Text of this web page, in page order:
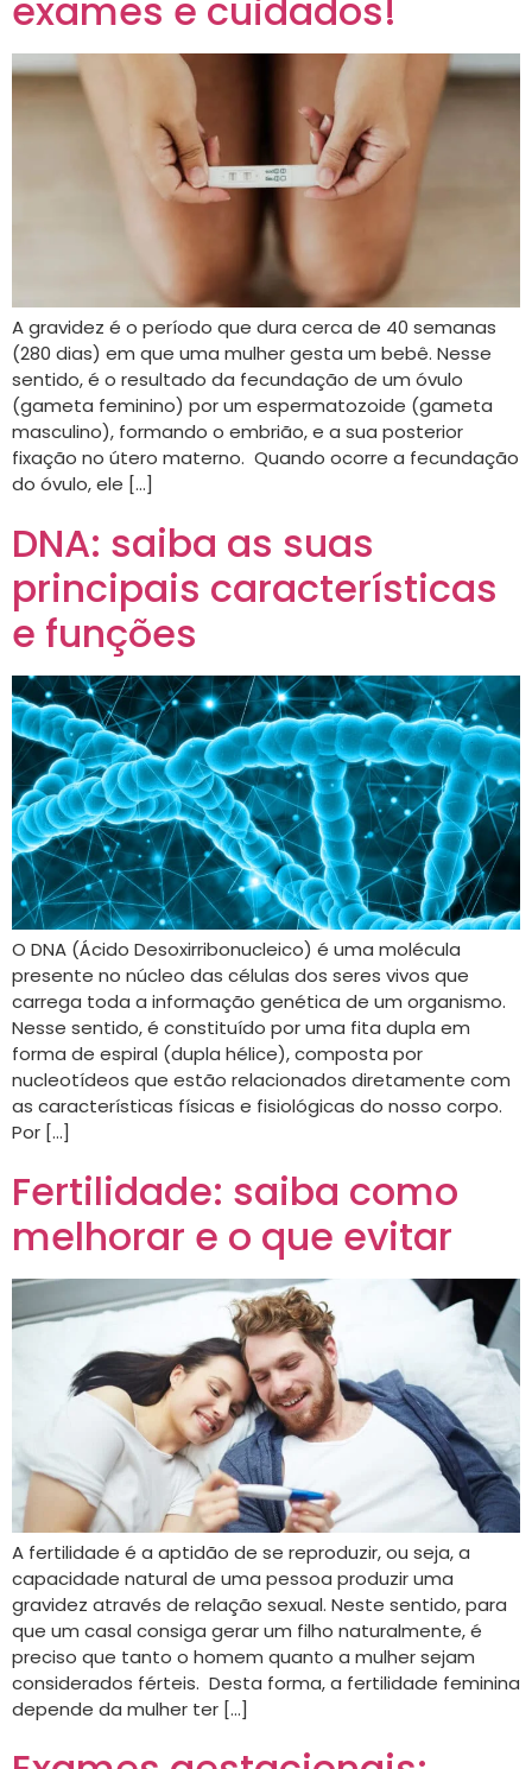
exames e cuidados!
A gravidez é o período que dura cerca de 40 semanas
(280 dias) em que uma mulher gesta um bebê. Nesse
sentido, é o resultado da fecundação de um óvulo
(gameta feminino) por um espermatozoide (gameta
masculino), formando o embrião, e a sua posterior
fixação no útero materno. Quando ocorre a fecundação
do óvulo, ele […]
DNA: saiba as suas
principais características
e funções
O DNA (Ácido Desoxirribonucleico) é uma molécula
presente no núcleo das células dos seres vivos que
carrega toda a informação genética de um organismo.
Nesse sentido, é constituído por uma fita dupla em
forma de espiral (dupla hélice), composta por
nucleotídeos que estão relacionados diretamente com
as características físicas e fisiológicas do nosso corpo.
Por […]
Fertilidade: saiba como
melhorar e o que evitar
A fertilidade é a aptidão de se reproduzir, ou seja, a
capacidade natural de uma pessoa produzir uma
gravidez através de relação sexual. Neste sentido, para
que um casal consiga gerar um filho naturalmente, é
preciso que tanto o homem quanto a mulher sejam
considerados férteis. Desta forma, a fertilidade feminina
depende da mulher ter […]